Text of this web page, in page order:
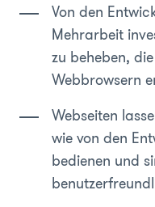
Von den
Mehrarbeit
zu beheben,
Webbrowsern
Webseiten
wie von den
bedienen und